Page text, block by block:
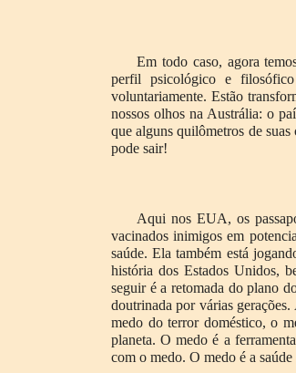
Em todo caso, agora
perfil psicológico e
voluntariamente. Estão
nossos olhos na Austrália: o
que alguns quilômetros de
pode sair!
Aqui nos EUA, os
vacinados inimigos em
saúde. Ela também está
história dos Estados Unidos,
seguir é a retomada do plano
doutrinada por várias
medo do terror doméstico, o
planeta. O medo é a
com o medo. O medo é a